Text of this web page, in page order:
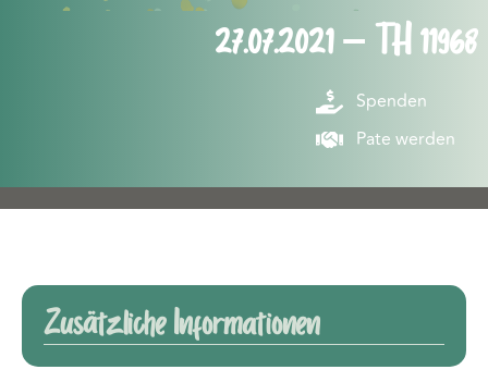
27.07.2021 – TH 11968
Spenden
Pate werden
Zusätzliche Informationen